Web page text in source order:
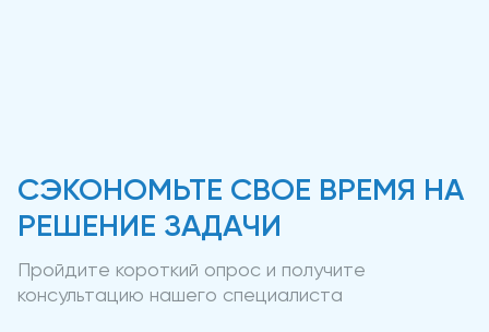
СЭКОНОМЬТЕ СВОЕ ВРЕМЯ НА
РЕШЕНИЕ ЗАДАЧИ
Пройдите короткий опрос и получите
консультацию нашего специалиста